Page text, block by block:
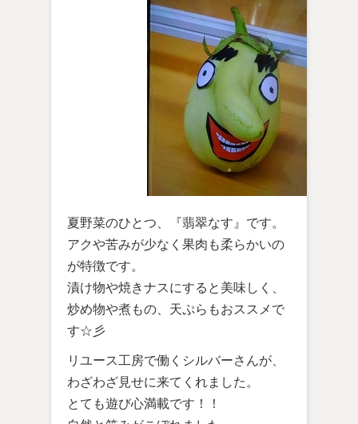
夏野菜のひとつ、『翡翠なす』です。
アクや苦みが少なく果肉も柔らかいの
が特徴です。
漬け物や焼きナスにすると美味しく、
炒め物や煮もの、天ぷらもおススメで
す☆彡
リユース工房で働くシルバーさんが、
わざわざ見せに来てくれました。
とても遊び心満載です！！